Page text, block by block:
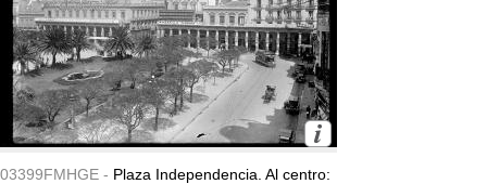
03399FMHGE - Plaza Independencia. Al centro: